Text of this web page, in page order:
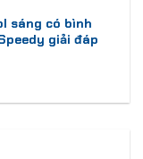
sáng có bình
giải đáp